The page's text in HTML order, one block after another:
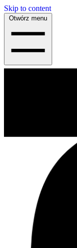
Skip to content
Otwórz menu